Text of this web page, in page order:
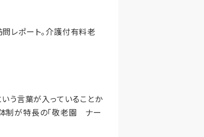
レポート。介護付有料老
う言葉が入っていることか
制が特長の「敬老園 ナー